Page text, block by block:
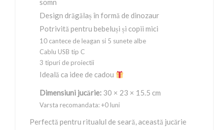
somn
Design drăgălaș în formă de dinozaur
Potrivită pentru bebeluși și copii mici
10 cantece de leagan si 5 sunete albe
Cablu USB tip C
3 tipuri de proiectii
Ideală ca idee de cadou
Dimensiuni jucărie: 30 × 23 × 15.5 cm
Varsta recomandata: +0 luni
Perfectă pentru ritualul de seară, această jucărie